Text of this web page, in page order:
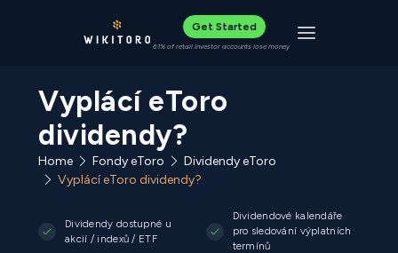
Get Started
61% of retail investor accounts lose money Toggle
Vyplácí eToro
dividendy?
Home Fondy eToro
Dividendy eToro
Vyplácí eToro dividendy?
Dividendy dostupné u
akcií / indexů / ETF
Dividendové kalendáře
pro sledování výplatních
termínů